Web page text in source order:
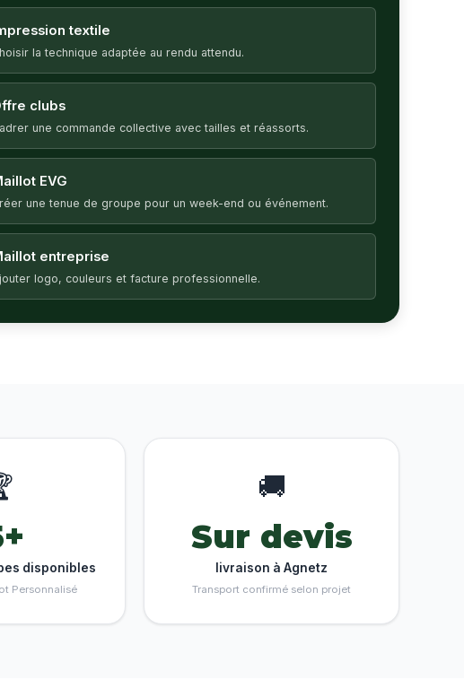
textile
la technique adaptée au rendu attendu.
clubs
une commande collective avec tailles et réassorts.
EVG
une tenue de groupe pour un week-end ou événement.
entreprise
logo, couleurs et facture professionnelle.
disponibles
Personnalisé
🚚
Sur devis
livraison à Agnetz
Transport confirmé selon projet